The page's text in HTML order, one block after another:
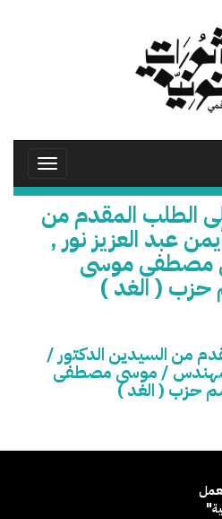
Toggle
الطلب المقدم من
عبد العزيز نور ,
مصطفى موسى
( الغد )
من السيدين الدكتور /
/ موسى مصطفى
حزب ( الغد )